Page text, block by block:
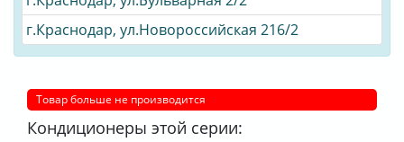
г.Краснодар, ул.Новороссийская 216/2
Товар больше не производится
Кондиционеры этой серии: